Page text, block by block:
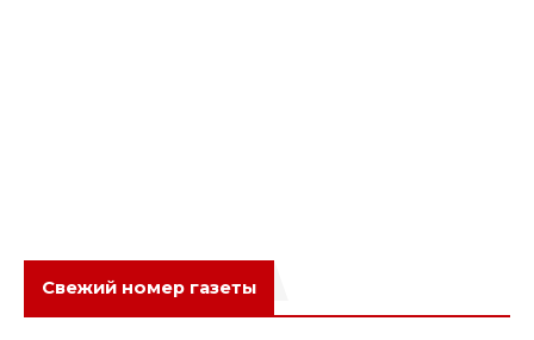
Свежий номер газеты